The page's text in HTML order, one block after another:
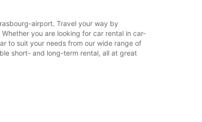
airport. Travel your way by
you are looking for car rental in car-
to suit your needs from our wide range of
short- and long-term rental, all at great